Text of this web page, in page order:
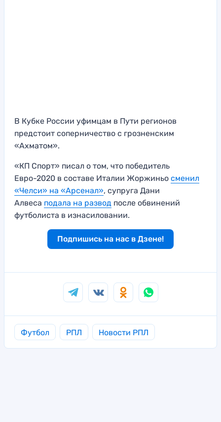
В Кубке России уфимцам в Пути регионов
предстоит соперничество с грозненским
«Ахматом».
«КП Спорт» писал о том, что победитель
Евро-2020 в составе Италии Жоржиньо сменил
«Челси» на «Арсенал», супруга Дани
Алвеса подала на развод после обвинений
футболиста в изнасиловании.
Подпишись на нас в Дзене!
Футбол РПЛ Новости РПЛ